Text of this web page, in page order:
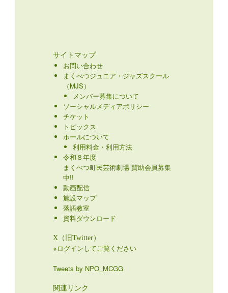
サイトマップ
お問い合わせ
まくべつジュニア・ジャズスクール
（MJS）
メンバー募集について
ソーシャルメディアポリシー
チケット
トピックス
ホールについて
利用料金・利用方法
令和８年度
まくべつ町民芸術劇場 賛助会員募集
中!!
動画配信
施設マップ
落語教室
資料ダウンロード
X（旧Twitter）
※ログインしてご覧ください
Tweets by NPO_MCGG
関連リンク